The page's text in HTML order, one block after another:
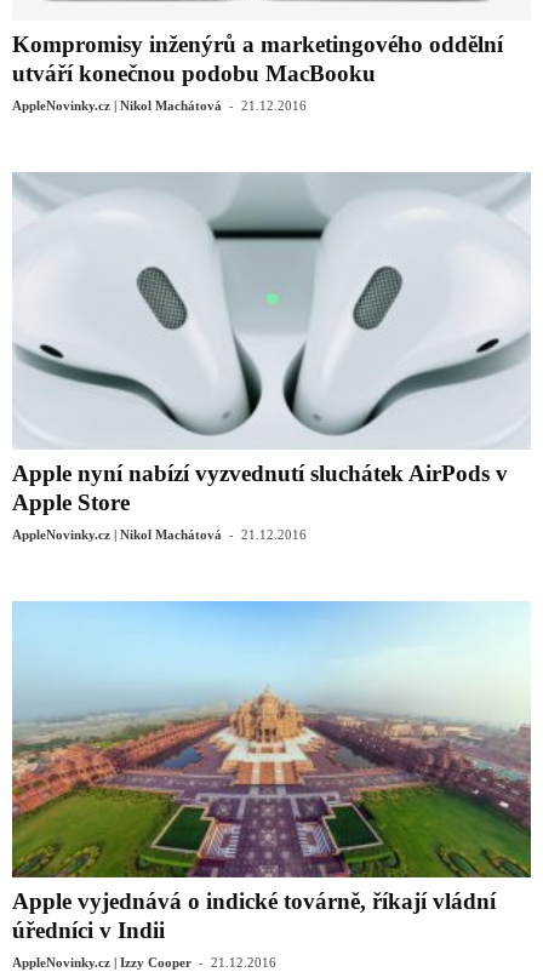
Kompromisy inženýrů a marketingového oddělní
utváří konečnou podobu MacBooku
AppleNovinky.cz | Nikol Machátová - 21.12.2016
Apple nyní nabízí vyzvednutí sluchátek AirPods v
Apple Store
AppleNovinky.cz | Nikol Machátová - 21.12.2016
Apple vyjednává o indické továrně, říkají vládní
úředníci v Indii
AppleNovinky.cz | Izzy Cooper - 21.12.2016